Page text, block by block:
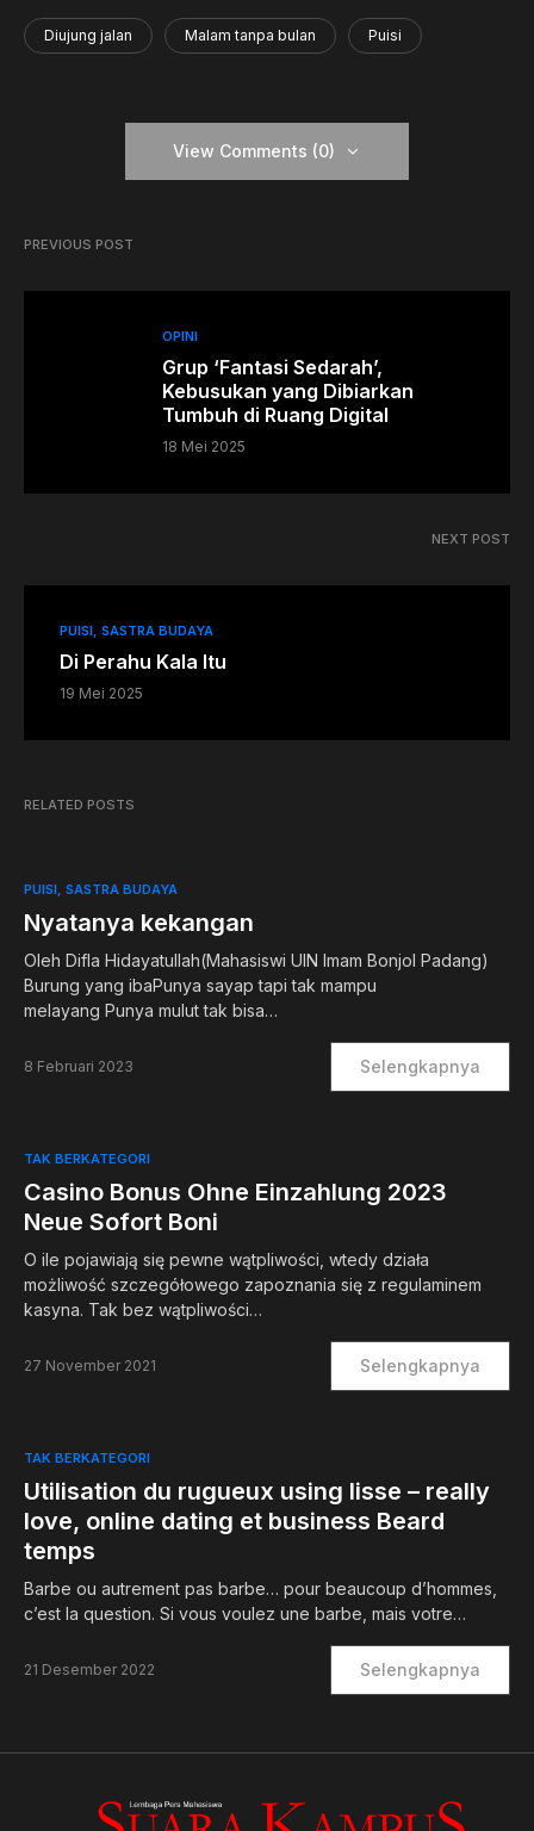
Diujung jalan Malam tanpa bulan Puisi
View Comments (0)
PREVIOUS POST
OPINI
Grup ‘Fantasi Sedarah’,
Kebusukan yang Dibiarkan
Tumbuh di Ruang Digital
18 Mei 2025
NEXT POST
PUISI SASTRA BUDAYA
Di Perahu Kala Itu
19 Mei 2025
RELATED POSTS
PUISI SASTRA BUDAYA
Nyatanya kekangan
Oleh Difla Hidayatullah(Mahasiswi UIN Imam Bonjol Padang)
Burung yang ibaPunya sayap tapi tak mampu
melayang Punya mulut tak bisa…
8 Februari 2023 Selengkapnya
TAK BERKATEGORI
Casino Bonus Ohne Einzahlung 2023
Neue Sofort Boni
O ile pojawiają się pewne wątpliwości, wtedy działa
możliwość szczegółowego zapoznania się z regulaminem
kasyna. Tak bez wątpliwości…
27 November 2021 Selengkapnya
TAK BERKATEGORI
Utilisation du rugueux using lisse – really
love, online dating et business Beard
temps
Barbe ou autrement pas barbe… pour beaucoup d’hommes,
c’est la question. Si vous voulez une barbe, mais votre…
21 Desember 2022 Selengkapnya